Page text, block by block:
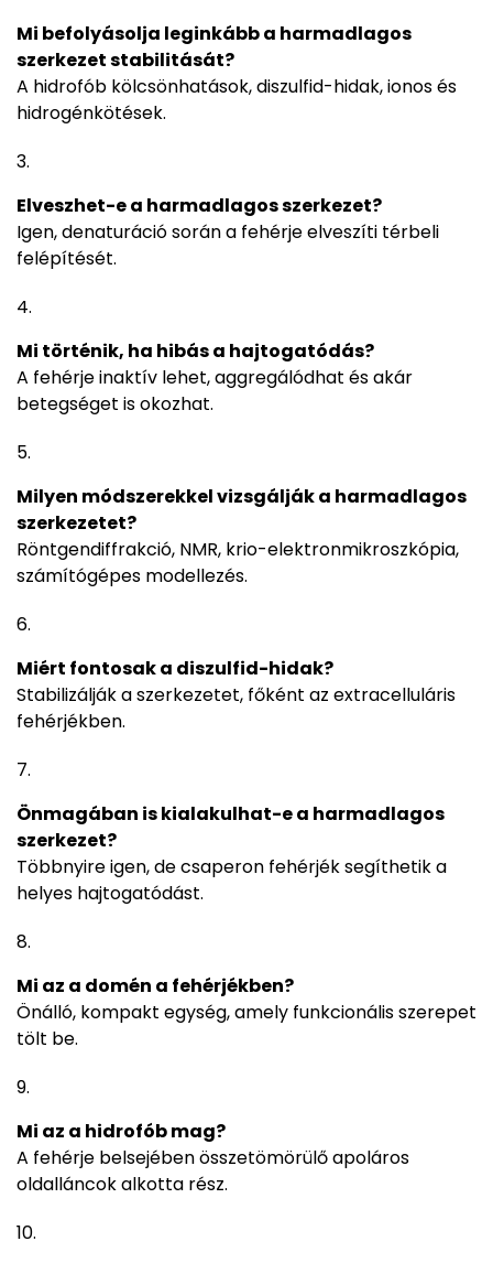
Mi befolyásolja leginkább a harmadlagos
szerkezet stabilitását?
A hidrofób kölcsönhatások, diszulfid-hidak, ionos és
hidrogénkötések.
Elveszhet-e a harmadlagos szerkezet?
Igen, denaturáció során a fehérje elveszíti térbeli
felépítését.
Mi történik, ha hibás a hajtogatódás?
A fehérje inaktív lehet, aggregálódhat és akár
betegséget is okozhat.
Milyen módszerekkel vizsgálják a harmadlagos
szerkezetet?
Röntgendiffrakció, NMR, krio-elektronmikroszkópia,
számítógépes modellezés.
Miért fontosak a diszulfid-hidak?
Stabilizálják a szerkezetet, főként az extracelluláris
fehérjékben.
Önmagában is kialakulhat-e a harmadlagos
szerkezet?
Többnyire igen, de csaperon fehérjék segíthetik a
helyes hajtogatódást.
Mi az a domén a fehérjékben?
Önálló, kompakt egység, amely funkcionális szerepet
tölt be.
Mi az a hidrofób mag?
A fehérje belsejében összetömörülő apoláros
oldalláncok alkotta rész.